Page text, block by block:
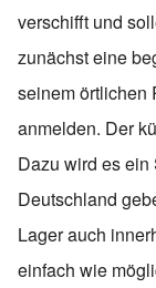
verschifft und
zunächst eine
seinem örtlichen
anmelden. Der
Dazu wird es
Deutschland
Lager auch
einfach wie